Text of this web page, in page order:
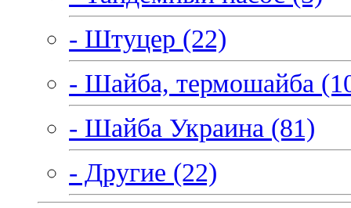
- Штуцер (22)
- Шайба, термошайба
- Шайба Украина (81)
- Другие (22)